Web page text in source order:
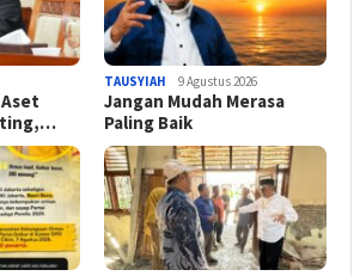
TAUSYIAH 9 Agustus 2026
Jangan Mudah Merasa
Paling Baik